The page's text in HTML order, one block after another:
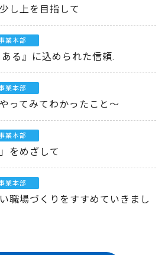
し上を目指して
業本部
る』に込められた信頼.
業本部
ってみてわかったこと～
業本部
をめざして
業本部
職場づくりをすすめていきまし